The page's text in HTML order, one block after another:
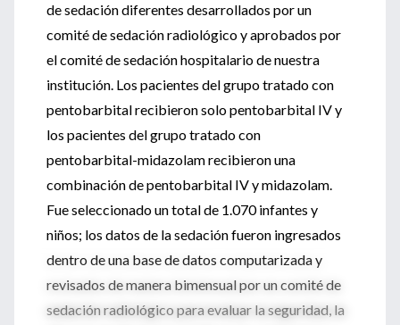
de sedación diferentes desarrollados por un
comité de sedación radiológico y aprobados por
el comité de sedación hospitalario de nuestra
institución. Los pacientes del grupo tratado con
pentobarbital recibieron solo pentobarbital IV y
los pacientes del grupo tratado con
pentobarbital-midazolam recibieron una
combinación de pentobarbital IV y midazolam.
Fue seleccionado un total de 1.070 infantes y
niños; los datos de la sedación fueron ingresados
dentro de una base de datos computarizada y
revisados de manera bimensual por un comité de
sedación radiológico para evaluar la seguridad, la